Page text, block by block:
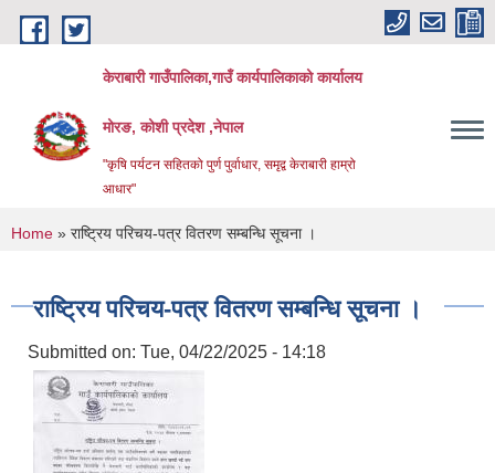
Skip to main content
केराबारी गाउँपालिका,गाउँ कार्यपालिकाको कार्यालय
मोरङ, कोशी प्रदेश ,नेपाल
"कृषि पर्यटन सहितको पुर्ण पुर्वाधार, समृद्व केराबारी हाम्रो
आधार"
You are here
Home » राष्ट्रिय परिचय-पत्र वितरण सम्बन्धि सूचना ।
राष्ट्रिय परिचय-पत्र वितरण सम्बन्धि सूचना ।
Submitted on: Tue, 04/22/2025 - 14:18